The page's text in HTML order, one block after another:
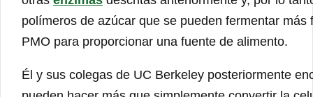
polímeros de azúcar que se pueden fermentar
PMO para proporcionar una fuente de alimento.
Él y sus colegas de UC Berkeley posteriormente